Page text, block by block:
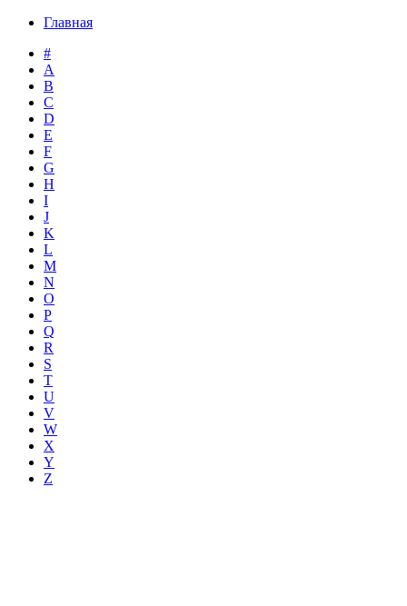
Главная
#
A
B
C
D
E
F
G
H
I
J
K
L
M
N
O
P
Q
R
S
T
U
V
W
X
Y
Z